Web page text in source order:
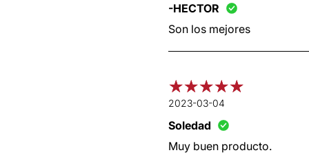
-HECTOR
Son los mejores
2023-03-04
Soledad
Muy buen producto.